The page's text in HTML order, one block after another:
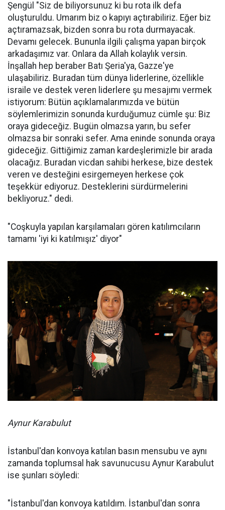
Bosna Hersek'ten yola çıkan "Filistin Konvoyu",
Gaziantep ve Şanlıurfa'dan sonraki durağı Diyarbakır
oldu. Diyarbakır'da karşılaştıkları manzarayı aktaran
aktivistler, beklentilerinin üzerinde yoğun bir ilgi
gördüklerini vurguladı.
İstanbul'dan konvoya katılan filonun en genç aktivisti
Mardinli Muhammed Yahya Öner, Filistin'de yaşanan
zulme dikkat çekerek devam eden soykırım
karşısında Müslümanların sessizliğe bürünmemesi
gerektiğini belirtti.
"Elhamdülillah çok büyük katılımlarla karşılaştık,
duygulandık"
Muhammed Yahya Öner
Öner "Mardin'den katılıyorum. 17 yaşındayım ve filonun
konvoydayım. İstanbul'dan yola çıktık. Şu anda
Gerçekten beklentimizden daha güçlü bir katılım oldu.
Daha büyük bir destek aldık. Yaşar Yavuz abimizin
ifadesiyle Filistin Konvoyu bir kar topu gibi büyüyor,
gördüğümüz gibi gerçekten çığ gibi büyüyoruz." dedi.